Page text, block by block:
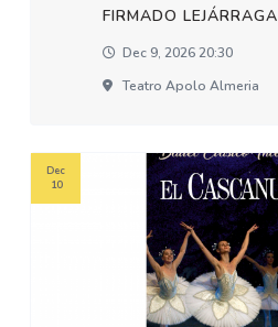
FIRMADO LEJÁRRAGA
Dec 9, 2026 20:30
Teatro Apolo Almeria
Dec
10